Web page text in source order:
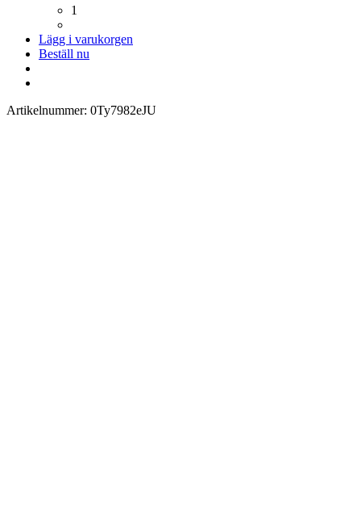
1
Lägg i varukorgen
Beställ nu
Artikelnummer: 0Ty7982eJU